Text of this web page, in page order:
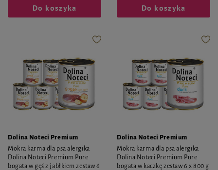
Do koszyka Do koszyka
Dolina Noteci Premium
Mokra karma dla psa alergika
Dolina Noteci Premium Pure
bogata w gęś z jabłkiem zestaw 6
Dolina Noteci Premium
Mokra karma dla psa alergika
Dolina Noteci Premium Pure
bogata w kaczkę zestaw 6 x 800 g